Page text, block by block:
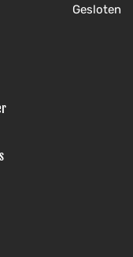
Gesloten